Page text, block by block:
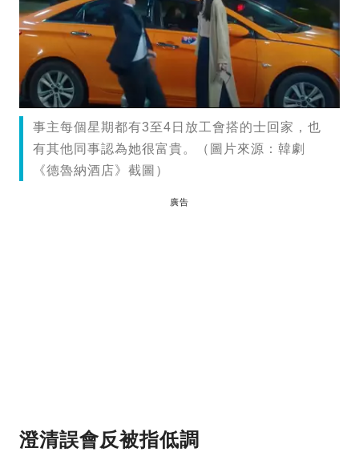
事主每個星期都有3至4日放工會搭的士回家，也
有其他同事認為她很富貴。（圖片來源：韓劇
《德魯納酒店》截圖）
廣告
澄清誤會反被指低調